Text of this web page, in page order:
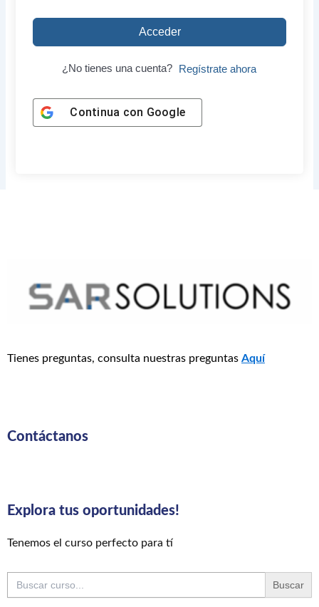
Acceder
¿No tienes una cuenta? Regístrate ahora
Continua con Google
Tienes preguntas, consulta nuestras preguntas Aquí
Contáctanos
Explora tus oportunidades!
Tenemos el curso perfecto para tí
Buscar: